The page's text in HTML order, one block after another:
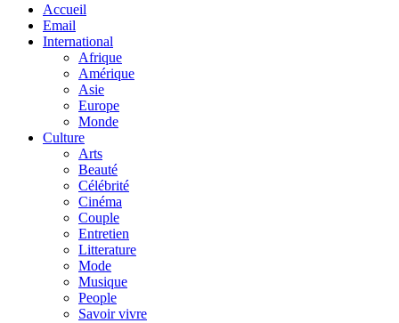
Accueil
Email
International
Afrique
Amérique
Asie
Europe
Monde
Culture
Arts
Beauté
Célébrité
Cinéma
Couple
Entretien
Litterature
Mode
Musique
People
Savoir vivre